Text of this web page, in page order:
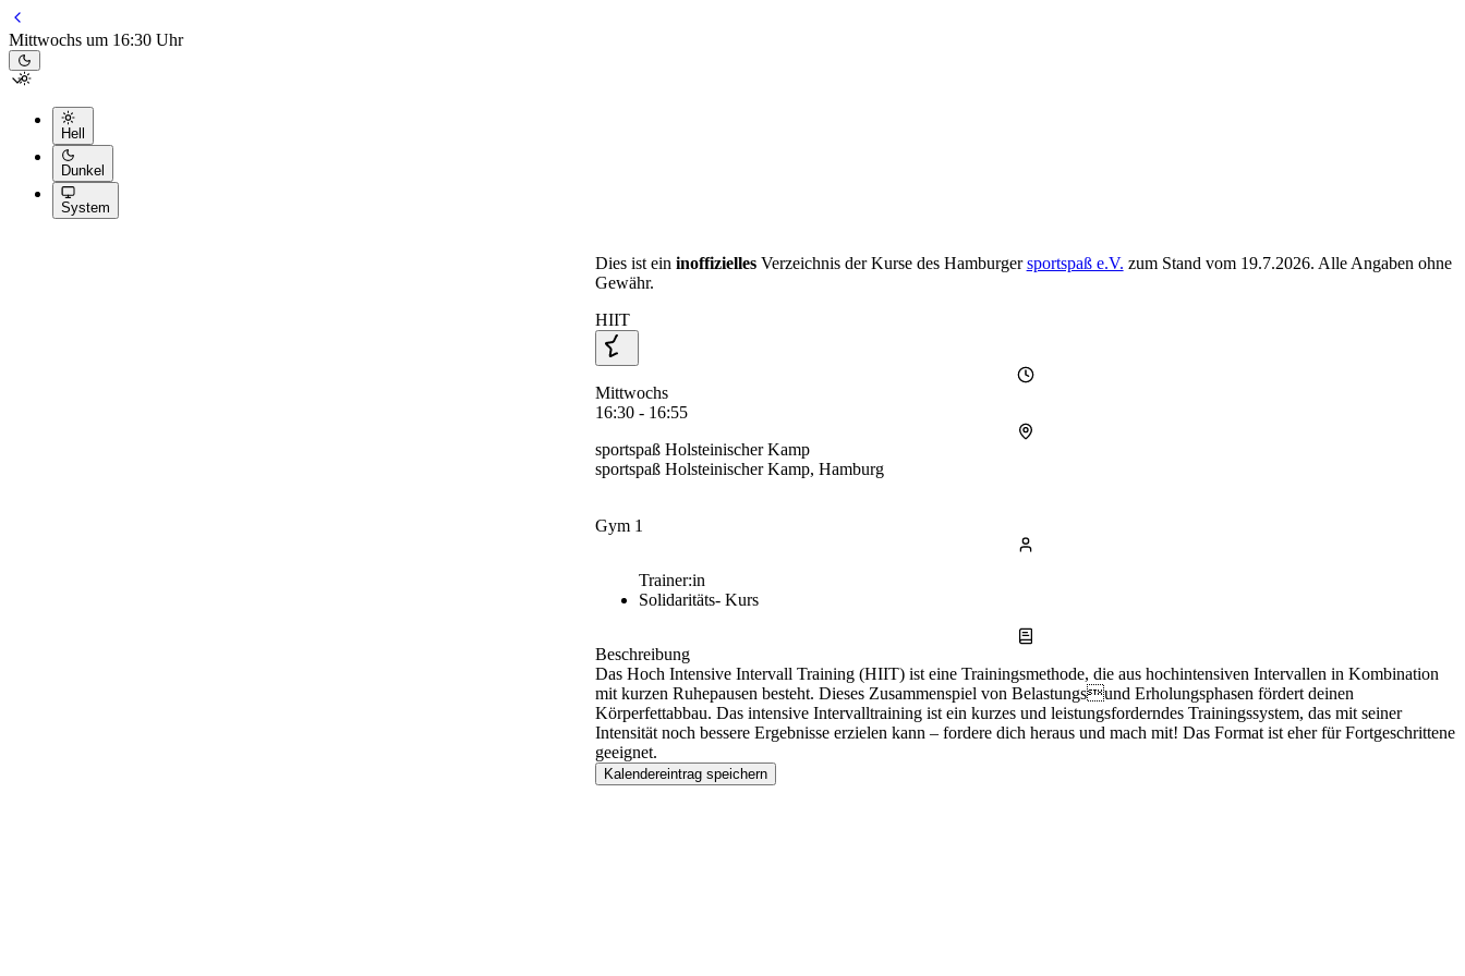
Mittwochs um 16:30 Uhr
Hell
Dunkel
System
Dies ist ein inoffiziellesVerzeichnis der Kurse des Hamburgersportspaß e.V. zum Stand vom 19.7.2026. Alle Angaben ohne
Gewähr.
HIIT
Mittwochs
16:30 - 16:55
sportspaß Holsteinischer Kamp
sportspaß Holsteinischer Kamp, Hamburg
Gym 1
Trainer:in
Solidaritäts- Kurs
Beschreibung
Das Hoch Intensive Intervall Training (HIIT) ist eine Trainingsmethode, die aus hochintensiven Intervallen in Kombination
mit kurzen Ruhepausen besteht. Dieses Zusammenspiel von Belastungsund Erholungsphasen fördert deinen
Körperfettabbau. Das intensive Intervalltraining ist ein kurzes und leistungsforderndes Trainingssystem, das mit seiner
Intensität noch bessere Ergebnisse erzielen kann – fordere dich heraus und mach mit! Das Format ist eher für Fortgeschrittene
geeignet.
Kalendereintrag speichern